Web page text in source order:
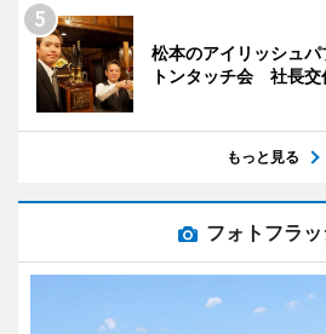
松本のアイリッシュ
トンタッチ会 社長
もっと見る
フォトフラ